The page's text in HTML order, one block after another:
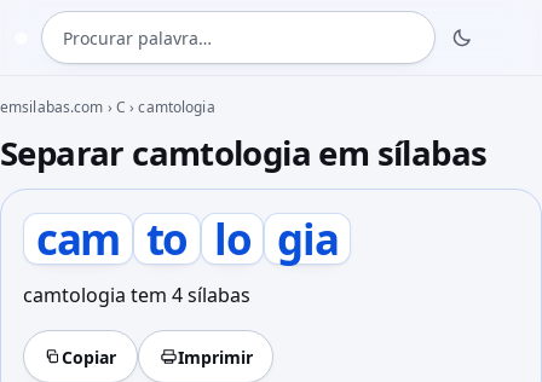
Procurar palavra
emsilabas.com › C ›camtologia
Separar camtologia em sílabas
cam to lo gia
camtologia tem 4 sílabas
Copiar Imprimir